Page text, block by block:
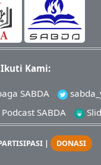
Ikuti Kami:
SABDA
SABDA
| DONASI